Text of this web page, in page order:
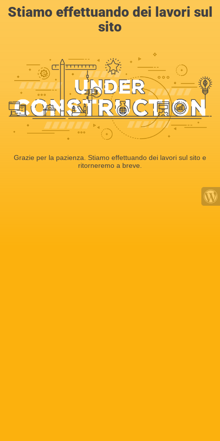
Stiamo effettuando dei lavori sul
sito
Grazie per la pazienza. Stiamo effettuando dei lavori sul sito e
ritorneremo a breve.